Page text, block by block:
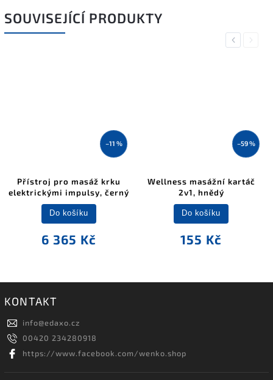
SOUVISEJÍCÍ PRODUKTY
Previous
–11 %
Přístroj pro masáž krku
elektrickými impulsy, černý
6 365 Kč
Do košíku
–59 %
Wellness masážní kartáč
2v1, hnědý
155 Kč
Do košíku
Next
KONTAKT
info@edaxo.cz
00420 234280918
https://www.facebook.com/wenko.shop